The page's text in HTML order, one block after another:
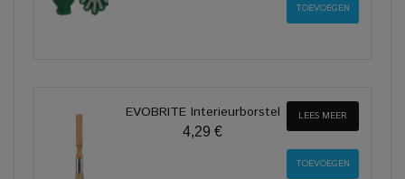
EVOBRITE Interieurborstel
4,29 €
LEES MEER